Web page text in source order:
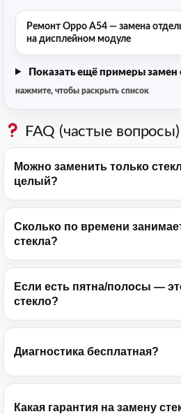
Ремонт Oppo A54 — замена
на дисплейном модуле
Показать ещё примеры замен
нажмите, чтобы раскрыть список
FAQ (частые вопросы)
Можно заменить только
целый?
Сколько по времени
стекла?
Если есть пятна/полосы —
стекло?
Диагностика бесплатная?
Какая гарантия на замену